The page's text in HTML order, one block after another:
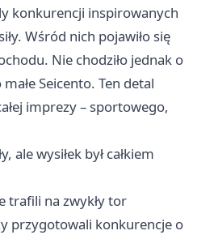
konkurencji inspirowanych
Wśród nich pojawiło się
Nie chodziło jednak o
Seicento. Ten detal
imprezy – sportowego,
ale wysiłek był całkiem
trafili na zwykły tor
przygotowali konkurencje o